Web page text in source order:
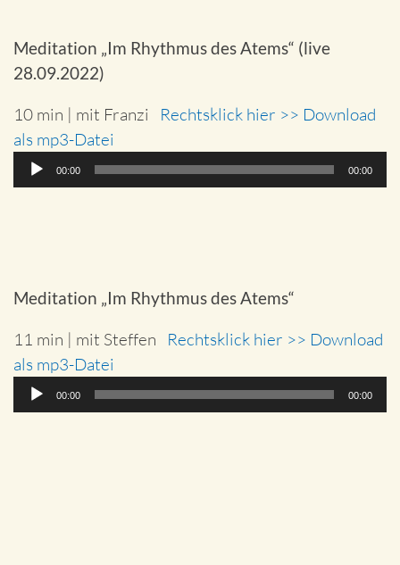
Meditation „Im Rhythmus des Atems“ (live
28.09.2022)
10 min | mit Franzi Rechtsklick hier >> Download
als mp3-Datei
Audio-
00:00 00:00
Meditation „Im Rhythmus des Atems“
11 min | mit Steffen Rechtsklick hier >> Download
als mp3-Datei
Audio-
00:00 00:00